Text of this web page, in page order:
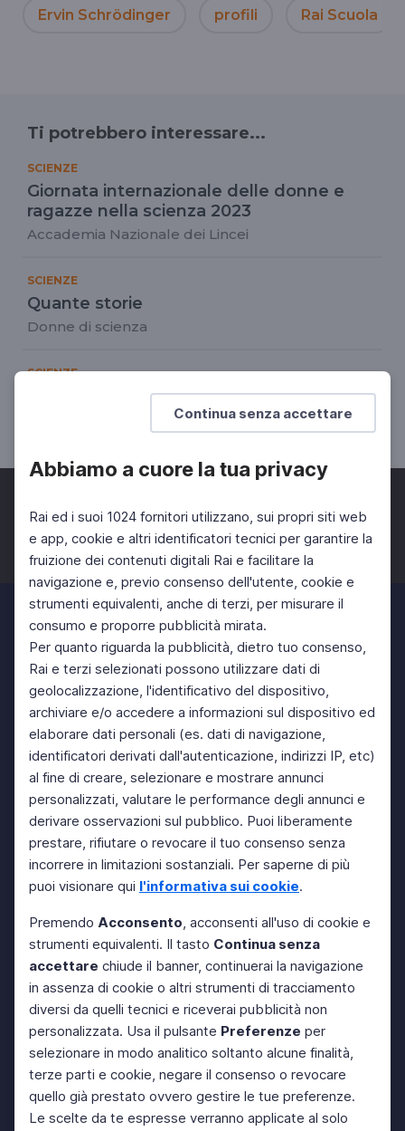
Continua senza accettare
Abbiamo a cuore la tua privacy
Rai ed i suoi 1024 fornitori utilizzano, sui propri siti web
e app, cookie e altri identificatori tecnici per garantire la
fruizione dei contenuti digitali Rai e facilitare la
navigazione e, previo consenso dell'utente, cookie e
strumenti equivalenti, anche di terzi, per misurare il
consumo e proporre pubblicità mirata.
Per quanto riguarda la pubblicità, dietro tuo consenso,
Rai e terzi selezionati possono utilizzare dati di
geolocalizzazione, l'identificativo del dispositivo,
archiviare e/o accedere a informazioni sul dispositivo ed
elaborare dati personali (es. dati di navigazione,
identificatori derivati dall'autenticazione, indirizzi IP, etc)
al fine di creare, selezionare e mostrare annunci
personalizzati, valutare le performance degli annunci e
derivare osservazioni sul pubblico. Puoi liberamente
prestare, rifiutare o revocare il tuo consenso senza
incorrere in limitazioni sostanziali. Per saperne di più
puoi visionare qui l'informativa sui cookie.
Premendo Acconsento, acconsenti all'uso di cookie e
strumenti equivalenti. Il tasto Continua senza
accettare chiude il banner, continuerai la navigazione
in assenza di cookie o altri strumenti di tracciamento
diversi da quelli tecnici e riceverai pubblicità non
personalizzata. Usa il pulsante Preferenze per
selezionare in modo analitico soltanto alcune finalità,
terze parti e cookie, negare il consenso o revocare
quello già prestato ovvero gestire le tue preferenze.
Le scelte da te espresse verranno applicate al solo
Ervin Schrödinger profili Rai Scuola
Ti potrebbero interessare...
SCIENZE
Giornata internazionale delle donne e
ragazze nella scienza 2023
Accademia Nazionale dei Lincei
SCIENZE
Quante storie
Donne di scienza
SCIENZE
Facebook Twitter Instagram